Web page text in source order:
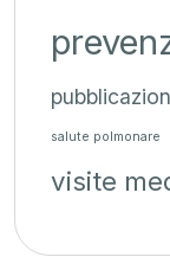
salute polmonare
visite